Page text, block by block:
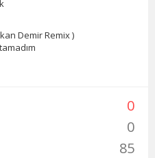
Demir Remix )
0
0
85